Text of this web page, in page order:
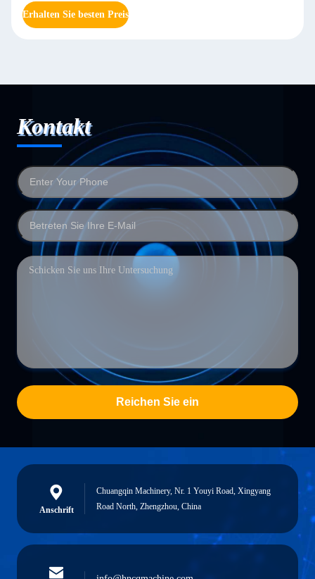
Erhalten Sie besten Preis
Kontakt
Reichen Sie ein
Anschrift
Chuangqin Machinery, Nr. 1 Youyi Road, Xingyang
Road North, Zhengzhou, China